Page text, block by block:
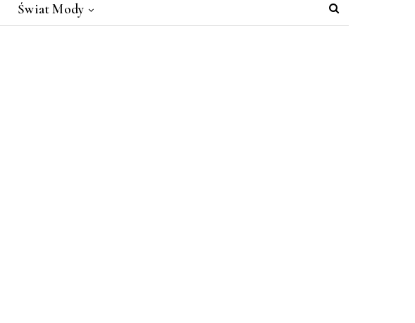
Świat Mody